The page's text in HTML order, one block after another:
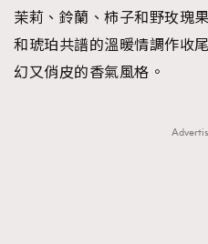
茉莉、鈴蘭、柿子和野玫瑰
和琥珀共譜的溫暖情調作收
幻又俏皮的香氣風格。